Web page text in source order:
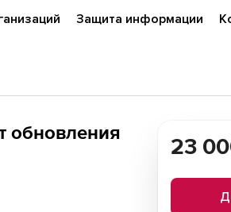
Защита информации
обновления
23